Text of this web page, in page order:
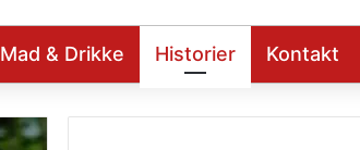
Mad & Drikke Historier Kontakt